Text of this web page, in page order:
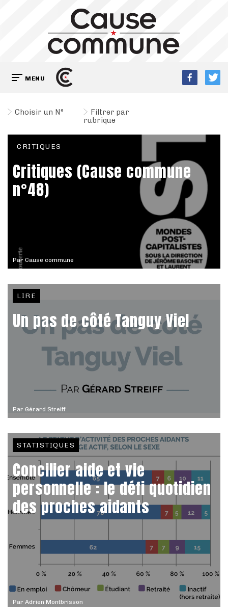
MENU
Choisir un N°
Filtrer par
rubrique
Par Cause commune
CRITIQUES
Critiques (Cause commune
n°48)
Par Gérard Streiff
LIRE
Un pas de côté Tanguy Viel
Par Adrien Montbrisson
STATISTIQUES
Concilier aide et vie
personnelle : le défi quotidien
des proches aidants